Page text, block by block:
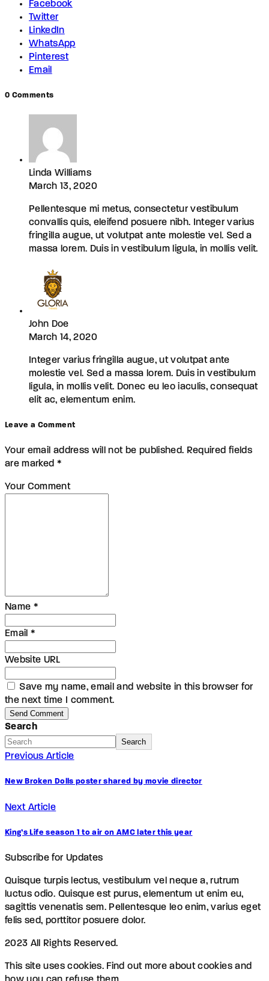
Facebook
Twitter
LinkedIn
WhatsApp
Pinterest
Email
0 Comments
Linda Williams
March 13, 2020
Pellentesque mi metus, consectetur vestibulum
convallis quis, eleifend posuere nibh. Integer varius
fringilla augue, ut volutpat ante molestie vel. Sed a
massa lorem. Duis in vestibulum ligula, in mollis velit.
John Doe
March 14, 2020
Integer varius fringilla augue, ut volutpat ante
molestie vel. Sed a massa lorem. Duis in vestibulum
ligula, in mollis velit. Donec eu leo iaculis, consequat
elit ac, elementum enim.
Leave a Comment
Your email address will not be published. Required fields
are marked *
Your Comment
Name *
Email *
Website URL
Save my name, email and website in this browser for
the next time I comment.
Search
Search
Previous Article
New Broken Dolls poster shared by movie director
Next Article
King’s Life season 1 to air on AMC later this year
Subscribe for Updates
Quisque turpis lectus, vestibulum vel neque a, rutrum
luctus odio. Quisque est purus, elementum ut enim eu,
sagittis venenatis sem. Pellentesque leo enim, varius eget
felis sed, porttitor posuere dolor.
2023 All Rights Reserved.
This site uses cookies. Find out more about cookies and